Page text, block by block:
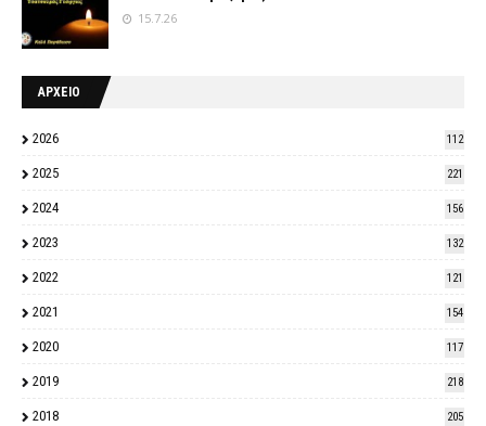
15.7.26
ΑΡΧΕΙΟ
2026 112
2025 221
2024 156
2023 132
2022 121
2021 154
2020 117
2019 218
2018 205